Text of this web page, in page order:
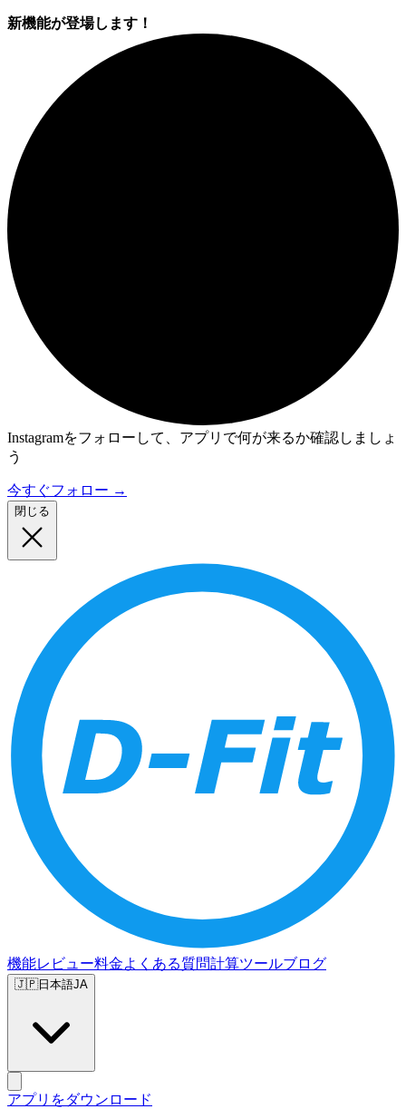
新機能が登場します！
Instagramをフォローして、アプリで何が来るか確認しましょ
う
今すぐフォロー →
閉じる
機能レビュー料金よくある質問計算ツールブログ
🇯🇵日本語JA
アプリをダウンロード